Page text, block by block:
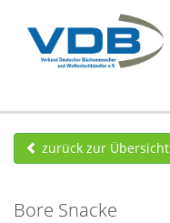
zurück zur Übersicht
Bore Snacke